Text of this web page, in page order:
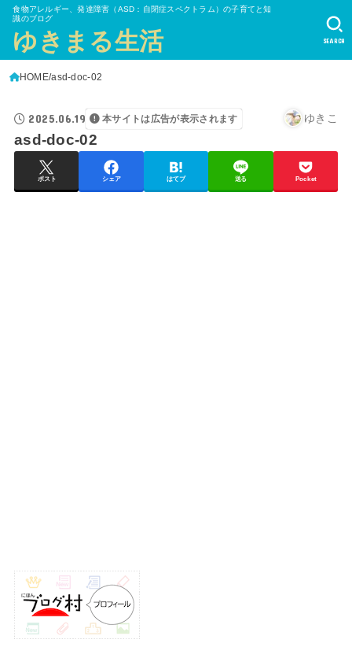
食物アレルギー、発達障害（ASD：自閉症スペクトラム）の子育てと知
識のブログ
ゆきまる生活 SEARCH
HOME asd-doc-02
2025.06.19 本サイトは広告が表示されます ゆきこ
asd-doc-02
ポスト シェア はてブ 送る Pocket